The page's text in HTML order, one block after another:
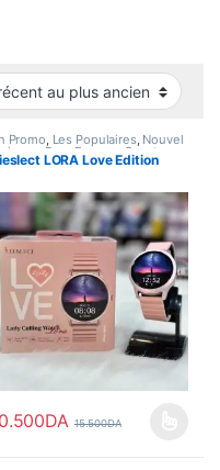
au plus ancien
options peuvent être
Promo, Les Populaires, Nouvel
,Pour Femme, Smart
LORA Love Edition
DA 15.500DA
produit a plusieurs